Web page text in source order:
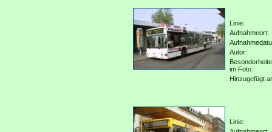
Linie:
Aufnahmeort:
Autor:
im Foto:
Hinzugefügt
Linie: